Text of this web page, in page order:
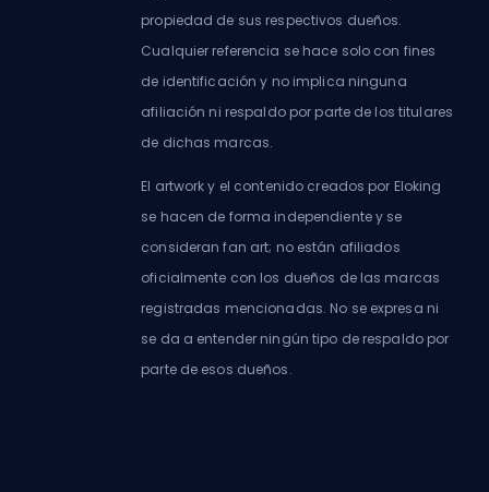
propiedad de sus respectivos dueños.
Cualquier referencia se hace solo con fines
de identificación y no implica ninguna
afiliación ni respaldo por parte de los titulares
de dichas marcas.
El artwork y el contenido creados por Eloking
se hacen de forma independiente y se
consideran fan art; no están afiliados
oficialmente con los dueños de las marcas
registradas mencionadas. No se expresa ni
se da a entender ningún tipo de respaldo por
parte de esos dueños.